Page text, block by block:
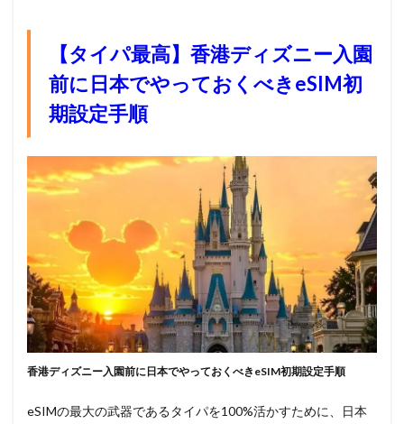
【タイパ最高】香港ディズニー入園
前に日本でやっておくべきeSIM初
期設定手順
香港ディズニー入園前に日本でやっておくべきeSIM初期設定手順
eSIMの最大の武器であるタイパを100%活かすために、日本